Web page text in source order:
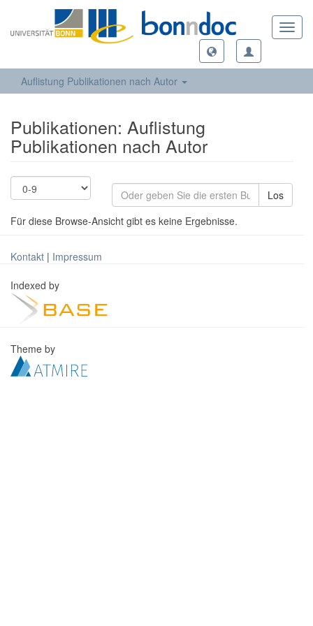
Auflistung Publikationen nach Autor
Publikationen: Auflistung
Publikationen nach Autor
Los
Für diese Browse-Ansicht gibt es keine Ergebnisse.
Kontakt | Impressum
Indexed by
Theme by